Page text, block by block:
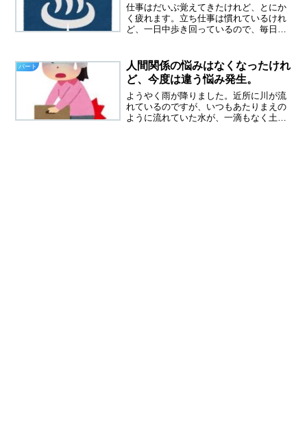
仕事はだいぶ覚えてきたけれど、とにか
く疲れます。立ち仕事は慣れているけれ
ど、一日中歩き回っているので、毎日、
する、理想です。今の仕事、好きでもな
いし、疲れるし、転職して...
パート
人間関係の悩みはなくなったけれ
ど、今度は違う悩み発生。
ようやく雨が降りました。近所に川が流
れているのですが、いつもあたりまえの
ように流れていた水が、一滴もなく土が